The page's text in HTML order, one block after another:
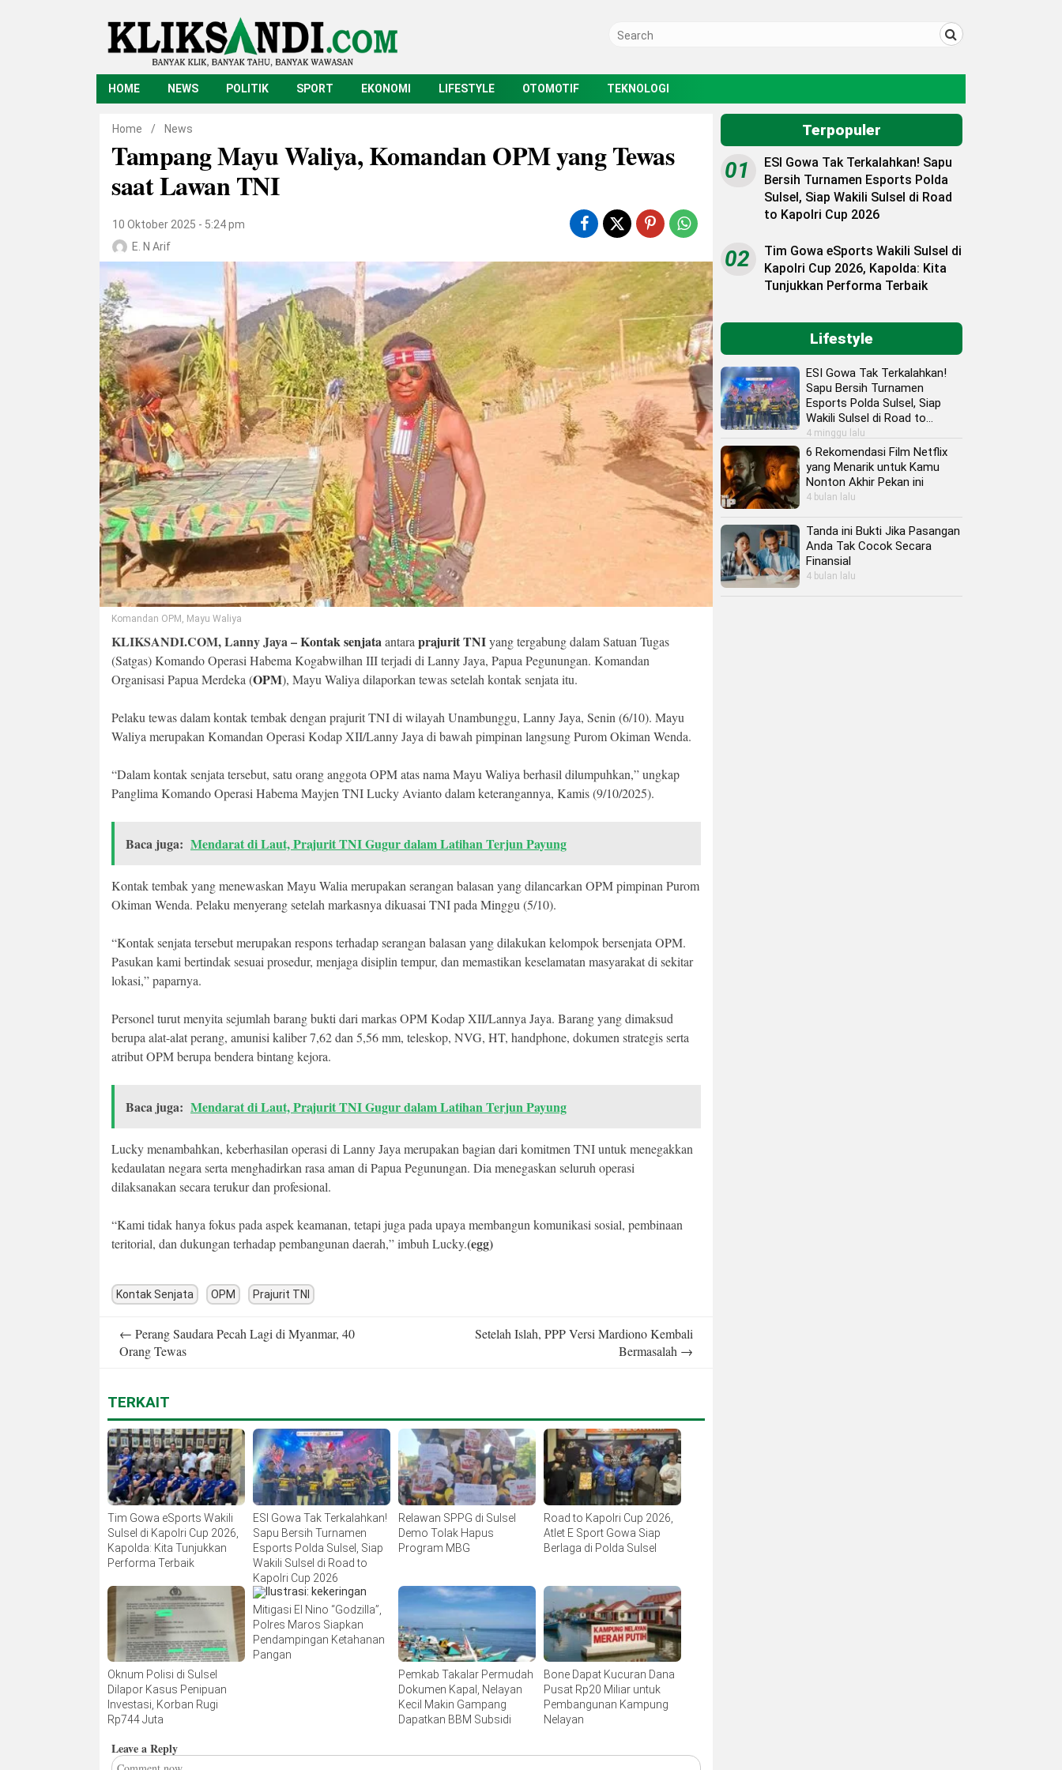
HOME NEWS POLITIK SPORT EKONOMI LIFESTYLE OTOMOTIF TEKNOLOGI
Home / News
Tampang Mayu Waliya, Komandan OPM yang Tewas
saat Lawan TNI
10 Oktober 2025 - 5:24 pm
E. N Arif
Komandan OPM, Mayu Waliya
KLIKSANDI.COM, Lanny Jaya –Kontak senjataantara prajurit TNIyang tergabung dalam Satuan Tugas
(Satgas) Komando Operasi Habema Kogabwilhan III terjadi di Lanny Jaya, Papua Pegunungan. Komandan
Organisasi Papua Merdeka (OPM), Mayu Waliya dilaporkan tewas setelah kontak senjata itu.
Pelaku tewas dalam kontak tembak dengan prajurit TNI di wilayah Unambunggu, Lanny Jaya, Senin (6/10). Mayu
Waliya merupakan Komandan Operasi Kodap XII/Lanny Jaya di bawah pimpinan langsung Purom Okiman Wenda.
“Dalam kontak senjata tersebut, satu orang anggota OPM atas nama Mayu Waliya berhasil dilumpuhkan,” ungkap
Panglima Komando Operasi Habema Mayjen TNI Lucky Avianto dalam keterangannya, Kamis (9/10/2025).
Baca juga: Mendarat di Laut, Prajurit TNI Gugur dalam Latihan Terjun Payung
Kontak tembak yang menewaskan Mayu Walia merupakan serangan balasan yang dilancarkan OPM pimpinan Purom
Okiman Wenda. Pelaku menyerang setelah markasnya dikuasai TNI pada Minggu (5/10).
“Kontak senjata tersebut merupakan respons terhadap serangan balasan yang dilakukan kelompok bersenjata OPM.
Pasukan kami bertindak sesuai prosedur, menjaga disiplin tempur, dan memastikan keselamatan masyarakat di sekitar
lokasi,” paparnya.
Personel turut menyita sejumlah barang bukti dari markas OPM Kodap XII/Lannya Jaya. Barang yang dimaksud
berupa alat-alat perang, amunisi kaliber 7,62 dan 5,56 mm, teleskop, NVG, HT, handphone, dokumen strategis serta
atribut OPM berupa bendera bintang kejora.
Baca juga: Mendarat di Laut, Prajurit TNI Gugur dalam Latihan Terjun Payung
Lucky menambahkan, keberhasilan operasi di Lanny Jaya merupakan bagian dari komitmen TNI untuk menegakkan
kedaulatan negara serta menghadirkan rasa aman di Papua Pegunungan. Dia menegaskan seluruh operasi
dilaksanakan secara terukur dan profesional.
“Kami tidak hanya fokus pada aspek keamanan, tetapi juga pada upaya membangun komunikasi sosial, pembinaan
teritorial, dan dukungan terhadap pembangunan daerah,” imbuh Lucky.(egg)
Kontak Senjata OPM Prajurit TNI
navigation
← Perang Saudara Pecah Lagi di Myanmar, 40
Orang Tewas
Setelah Islah, PPP Versi Mardiono Kembali
Bermasalah →
TERKAIT
Tim Gowa eSports Wakili
Sulsel di Kapolri Cup 2026,
Kapolda: Kita Tunjukkan
Performa Terbaik
ESI Gowa Tak Terkalahkan!
Sapu Bersih Turnamen
Esports Polda Sulsel, Siap
Wakili Sulsel di Road to
Kapolri Cup 2026
Relawan SPPG di Sulsel
Demo Tolak Hapus
Program MBG
Road to Kapolri Cup 2026,
Atlet E Sport Gowa Siap
Berlaga di Polda Sulsel
Oknum Polisi di Sulsel
Dilapor Kasus Penipuan
Investasi, Korban Rugi
Rp744 Juta
Mitigasi El Nino “Godzilla”,
Polres Maros Siapkan
Pendampingan Ketahanan
Pangan
Pemkab Takalar Permudah
Dokumen Kapal, Nelayan
Kecil Makin Gampang
Dapatkan BBM Subsidi
Bone Dapat Kucuran Dana
Pusat Rp20 Miliar untuk
Pembangunan Kampung
Nelayan
Leave a Reply
Terpopuler
01
ESI Gowa Tak Terkalahkan! Sapu
Bersih Turnamen Esports Polda
Sulsel, Siap Wakili Sulsel di Road
to Kapolri Cup 2026
02
Tim Gowa eSports Wakili Sulsel di
Kapolri Cup 2026, Kapolda: Kita
Tunjukkan Performa Terbaik
Lifestyle
ESI Gowa Tak Terkalahkan!
Sapu Bersih Turnamen
Esports Polda Sulsel, Siap
Wakili Sulsel di Road to
Kapolri Cup 2026
4 minggu lalu
6 Rekomendasi Film Netflix
yang Menarik untuk Kamu
Nonton Akhir Pekan ini
4 bulan lalu
Tanda ini Bukti Jika Pasangan
Anda Tak Cocok Secara
Finansial
4 bulan lalu